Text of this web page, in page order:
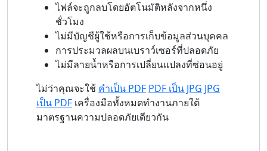
ไฟล์จะถูกลบโดยอัตโนมัติหลังจากหนึ่ง
ชั่วโมง
ไม่มีบัญชีผู้ใช้หรือการเก็บข้อมูลส่วนบุคคล
การประมวลผลบนเบราว์เซอร์ที่ปลอดภัย
ไม่มีลายน้ำหรือการเปลี่ยนแปลงที่ซ่อนอยู่
ไม่ว่าคุณจะใช้ คำเป็น PDF PDF เป็น JPG JPG
เป็น PDF เครื่องมือทั้งหมดทำงานภายใต้
มาตรฐานความปลอดภัยเดียวกัน